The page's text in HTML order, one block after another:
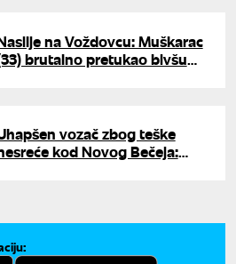
na Voždovcu: Muškarac
brutalno pretukao bivšu
vozač zbog teške
kod Novog Bečeja: